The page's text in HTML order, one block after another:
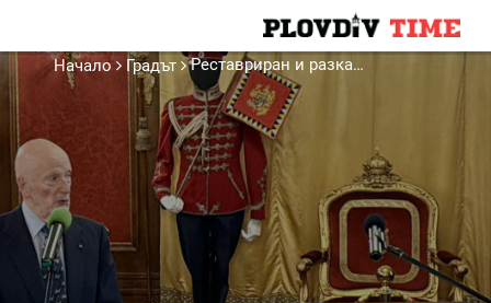
Начало Градът Реставриран и разказан: дворецът „Врана“ посрещна премиерата на своята история ВИДЕО